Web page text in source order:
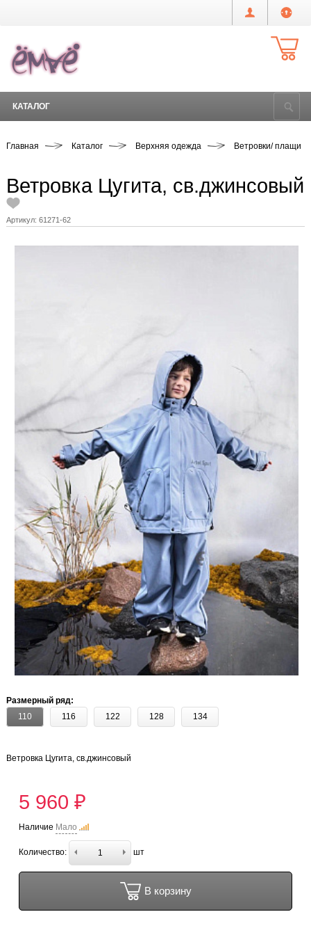
КАТАЛОГ
Главная Каталог Верхняя одежда Ветровки/ плащи
Ветровка Цугита, св.джинсовый
Артикул: 61271-62
Размерный ряд:
110
116 122 128 134
Ветровка Цугита, св.джинсовый
5 960 ₽
Наличие Мало
Количество: шт
В корзину